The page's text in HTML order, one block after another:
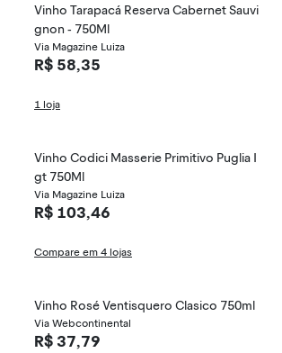
Vinho Tarapacá Reserva Cabernet Sauvi
gnon - 750Ml
Via Magazine Luiza
R$ 58,35
1 loja
Vinho Codici Masserie Primitivo Puglia I
gt 750Ml
Via Magazine Luiza
R$ 103,46
Compare em 4 lojas
Vinho Rosé Ventisquero Clasico 750ml
Via Webcontinental
R$ 37,79